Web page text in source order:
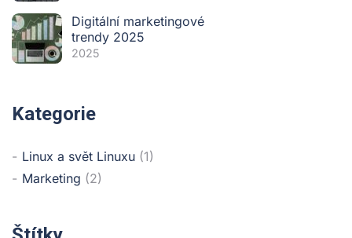
Digitální marketingové
trendy 2025
2025
Kategorie
Linux a svět Linuxu (1)
Marketing (2)